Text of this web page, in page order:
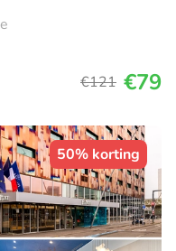
€121 €79
50% korting